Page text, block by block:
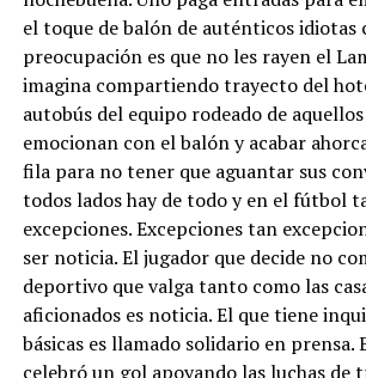
el toque de balón de auténticos idiotas
preocupación es que no les rayen el
imagina compartiendo trayecto del
autobús del equipo rodeado de
emocionan con el balón y acabar
fila para no tener que aguantar sus
todos lados hay de todo y en el fútbol
excepciones. Excepciones tan
ser noticia. El jugador que decide no
deportivo que valga tanto como las
aficionados es noticia. El que tiene
básicas es llamado solidario en prensa.
celebró un gol apoyando las luchas de